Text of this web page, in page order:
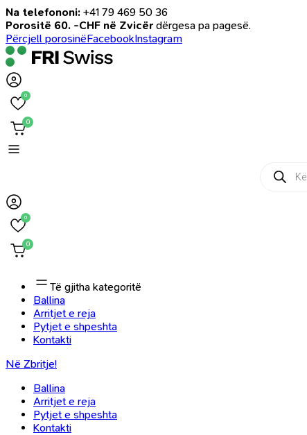
Na telefononi: +41 79 469 50 36
Porositë 60. -CHF në Zvicër dërgesa pa pagesë.
Përcjell porosinëFacebookInstagram
0
0
Products
search
0
0
Të gjitha kategoritë
Ballina
Arritjet e reja
Pytjet e shpeshta
Kontakti
Në Zbritje!
Ballina
Arritjet e reja
Pytjet e shpeshta
Kontakti